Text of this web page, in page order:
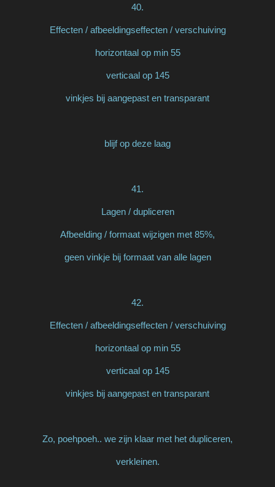
40.
Effecten / afbeeldingseffecten / verschuiving
horizontaal op min 55
verticaal op 145
vinkjes bij aangepast en transparant
blijf op deze laag
41.
Lagen / dupliceren
Afbeelding / formaat wijzigen met 85%,
geen vinkje bij formaat van alle lagen
42.
Effecten / afbeeldingseffecten / verschuiving
horizontaal op min 55
verticaal op 145
vinkjes bij aangepast en transparant
Zo, poehpoeh.. we zijn klaar met het dupliceren,
verkleinen.